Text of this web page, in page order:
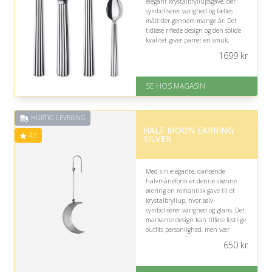
symboliserer varighed og fælles
måltider gennem mange år. Det
tidløse riflede design og den solide
kvalitet giver parret en smuk,
borddækningen til både hverdag og
På lager
Levering: 1-3 dage
God Trustpilot rating på 4.1 ud
1699kr
SE HOS MAGASIN
HURTIG LEVERING
4.7 HALF MOON EARRING -
SILVER
Med sin elegante, dansende
halvmåneform er denne skønne
ørering en romantisk gave til et
krystalbryllup, hvor sølv
symboliserer varighed og glans. Det
markante design kan tilføre festlige
outfits personlighed, men vær
opmærksom på, om modtageren
På lager
650kr